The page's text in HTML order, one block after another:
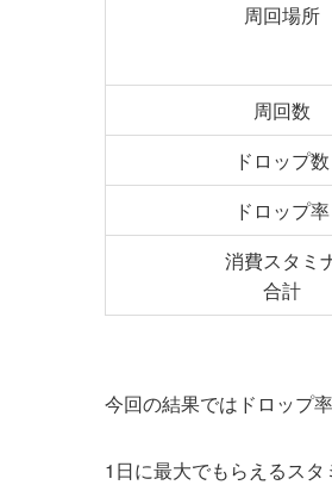
周回場所
周回数
ドロップ数
ドロップ率
消費スタミ
合計
今回の結果ではドロップ
1日に最大でもらえるスタ